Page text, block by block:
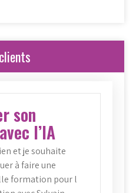
son
l’IA
et je souhaite
à faire une
formation pour l